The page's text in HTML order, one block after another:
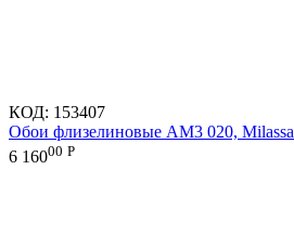
КОД: 153407
Обои флизелиновые AM3 020, Milassa
6 16000 Р